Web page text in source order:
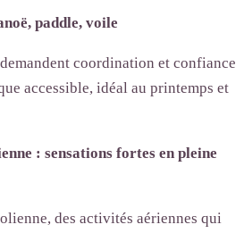
paddle, voile
coordination et confiance
accessible, idéal au printemps et
: sensations fortes en pleine
des activités aériennes qui